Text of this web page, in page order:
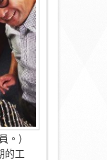
。）
的工